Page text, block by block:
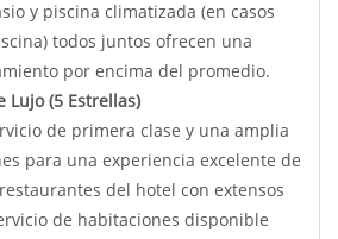
y piscina climatizada (en casos
todos juntos ofrecen una
por encima del promedio.
Lujo (5 Estrellas)
de primera clase y una amplia
para una experiencia excelente de
del hotel con extensos
de habitaciones disponible